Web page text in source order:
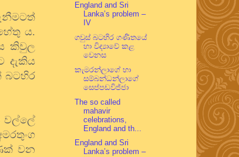
ය.
කිවුල
දැකිය
බටහිර
වල්ලේ
වන
England and Sri
Lanka’s problem –
IV
ගවුස් බටහිර ගණිතයේ
හා විද්‍යාවේ කළ
වෙනස
කැමරන්ලාගේ හා
සම්බන්ධන්ලාගේ
සෙප්පඩවිජ්ජා
The so called
mahavir
celebrations,
England and th...
England and Sri
Lanka’s problem –